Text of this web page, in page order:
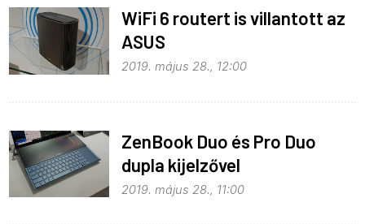
WiFi 6 routert is villantott az
ASUS
2019. május 28., 12:00
ZenBook Duo és Pro Duo
dupla kijelzővel
2019. május 28., 11:00